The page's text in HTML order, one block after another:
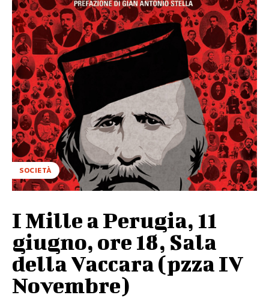
SOCIETÀ
I Mille a Perugia, 11
giugno, ore 18, Sala
della Vaccara (pzza IV
Novembre)